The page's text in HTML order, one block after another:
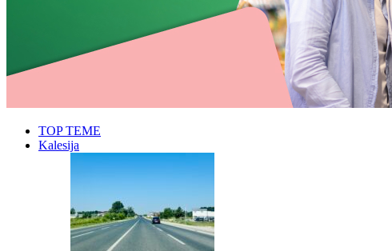
TOP TEME
Kalesija